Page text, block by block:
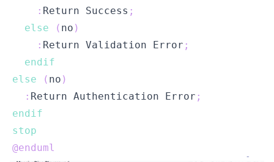
: Return Success ;
else
( no )
: Return Validation Error ;
endif
else
( no )
: Return Authentication Error ;
endif
stop
@enduml